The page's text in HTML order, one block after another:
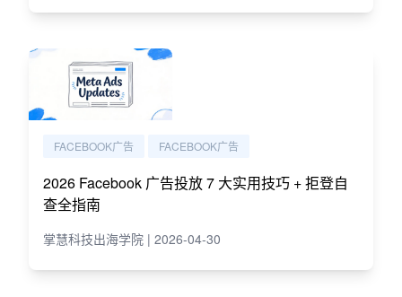
FACEBOOK广告 FACEBOOK广告
2026 Facebook 广告投放 7 大实用技巧 + 拒登自
查全指南
掌慧科技出海学院 | 2026-04-30